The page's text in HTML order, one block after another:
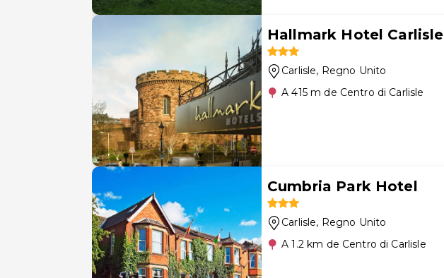
Hallmark Hotel Carlisle
Carlisle, Regno Unito
A 415 m de Centro di Carlisle
Cumbria Park Hotel
Carlisle, Regno Unito
A 1.2 km de Centro di Carlisle